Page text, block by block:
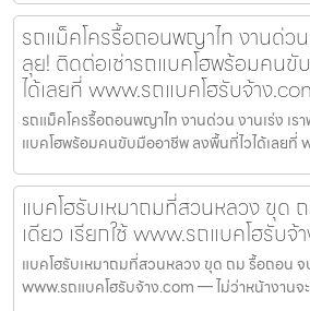
รถแม็คโครรื้อถอนพญาไท งานด่วน
ลุย! ติดต่อเช่ารถแบคโฮพร้อมคนขั
ได้เลยที่ www.รถแบคโฮรับจ้าง
รถแม็คโครรื้อถอนพญาไท งานด่วน งานเร่ง เร
แบคโฮพร้อมคนขับมืออาชีพ ลงพื้นที่ไวได้เลยที่
แบคโฮรับเหมาถมที่สวนหลวง ขุด
เดียว เรียกใช้ www.รถแบคโฮรับจ้
แบคโฮรับเหมาถมที่สวนหลวง ขุด ถม รื้อถอน จ
www.รถแบคโฮรับจ้าง.com — ไม่ว่าหน้างานจ